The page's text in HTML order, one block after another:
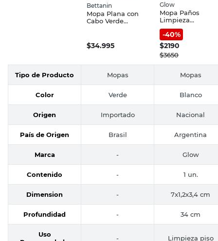
Bettanin
Mopa Plana con
Cabo Verde
$34.995
Glow
Mopa Paños
Limpieza
Profunda Blanco
Glow
-40%
$2190
$3650
Tipo de Producto Mopas Mopas
Color Verde Blanco
Origen Importado Nacional
País de Origen Brasil Argentina
Marca - Glow
Contenido - 1 un.
Dimension - 7x1,2x3,4 cm
Profundidad - 34 cm
Uso
- Limpieza piso